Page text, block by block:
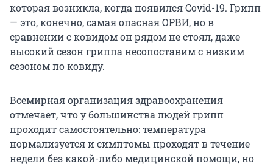
которая возникла, когда появился Covid-19. Грипп
— это, конечно, самая опасная ОРВИ, но в
сравнении с ковидом он рядом не стоял, даже
высокий сезон гриппа несопоставим с низким
сезоном по ковиду.
Всемирная организация здравоохранения
отмечает, что у большинства людей грипп
проходит самостоятельно: температура
нормализуется и симптомы проходят в течение
недели без какой-либо медицинской помощи, но